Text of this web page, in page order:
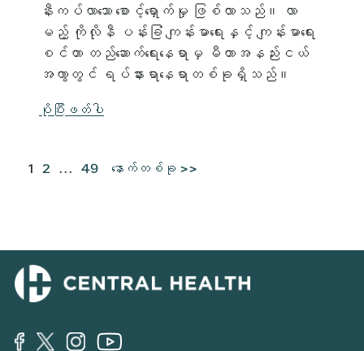
နီးကပ်လာသော စောင့်ရှောက်မှု ဖြစ်လာသည်။ လာ
မည့် ကိုလိုနီ ပန်းခြံ ကျန်းမာရေးနှင့် ကျန်းမာရေး
စင်တာ တည်ဆောက်ရေးနေရာမှ မီတာအနည်းငယ်
အကွာတွင် ရပ်နားရာနေရာတစ်ခုရှိသည်။
ပိုပြီးဖတ်ပါ
1 2 ... 49 နောက်တစ်ခု >>